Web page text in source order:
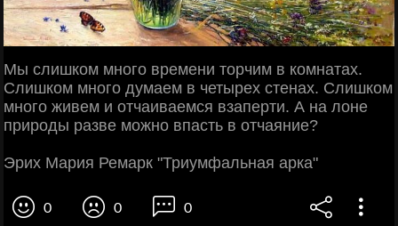
Мы слишком много времени торчим в комнатах.
Слишком много думаем в четырех стенах. Слишком
много живем и отчаиваемся взаперти. А на лоне
природы разве можно впасть в отчаяние?
Эрих Мария Ремарк "Триумфальная арка"
0 0 0